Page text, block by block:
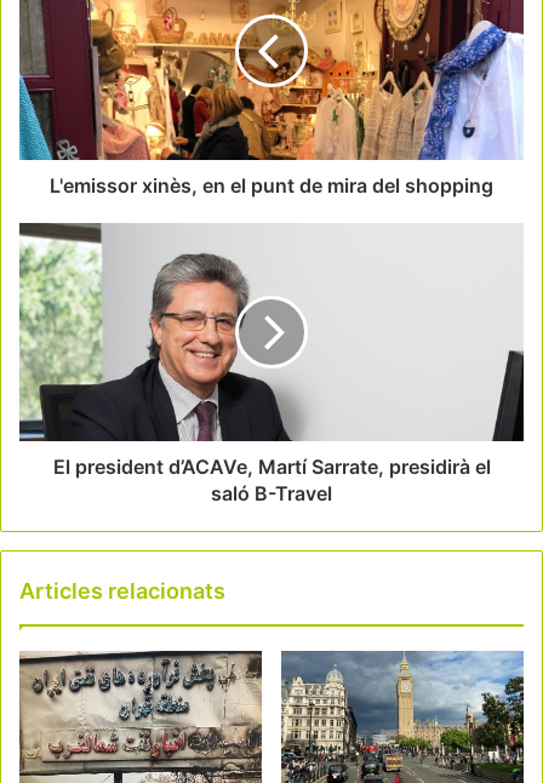
L'emissor xinès, en el punt de mira del shopping
El president d’ACAVe, Martí Sarrate, presidirà el
saló B-Travel
Articles relacionats